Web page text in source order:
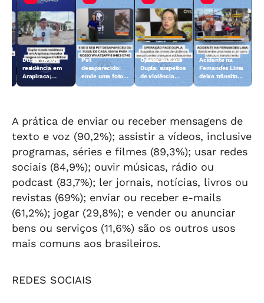
Dupla invade
residência em
Arapiraca;
Pet
desaparecido:
envie uma foto
Operação Face
Dupla: suspeitos
de violência
Acidente na
Fernandes Lima
deixa trânsito
A prática de enviar ou receber mensagens de
texto e voz (90,2%); assistir a vídeos, inclusive
programas, séries e filmes (89,3%); usar redes
sociais (84,9%); ouvir músicas, rádio ou
podcast (83,7%); ler jornais, notícias, livros ou
revistas (69%); enviar ou receber e-mails
(61,2%); jogar (29,8%); e vender ou anunciar
bens ou serviços (11,6%) são os outros usos
mais comuns aos brasileiros.
REDES SOCIAIS